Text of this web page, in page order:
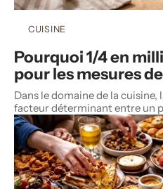
CUISINE
Pourquoi 1/4 en
pour les mesures
Dans le domaine de la
facteur déterminant entre un